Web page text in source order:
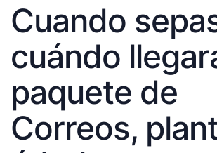
Cuando
cuándo
paquete de
Correos,